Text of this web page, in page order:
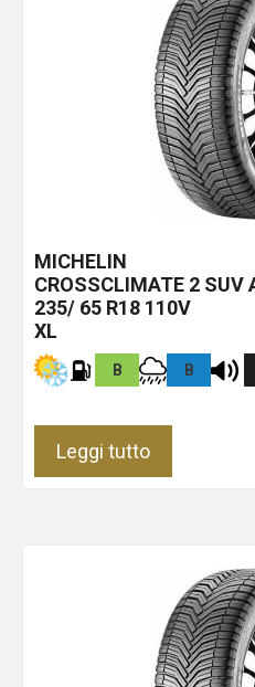
MICHELIN
CROSSCLIMATE 2 SUV
235/ 65 R18 110V
XL
B B
Leggi tutto